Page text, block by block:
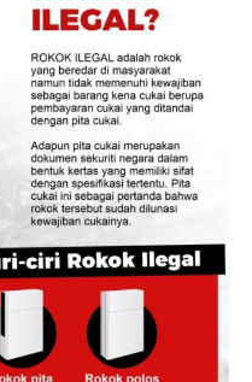
rencana aksi dalam
mampu meningkatkan
pendapatan
hukum atas aset,
dalam tata
paket program kerja
dengan
yaitu Integrasi
Objek Pajak
dengan Mal
Tanah;